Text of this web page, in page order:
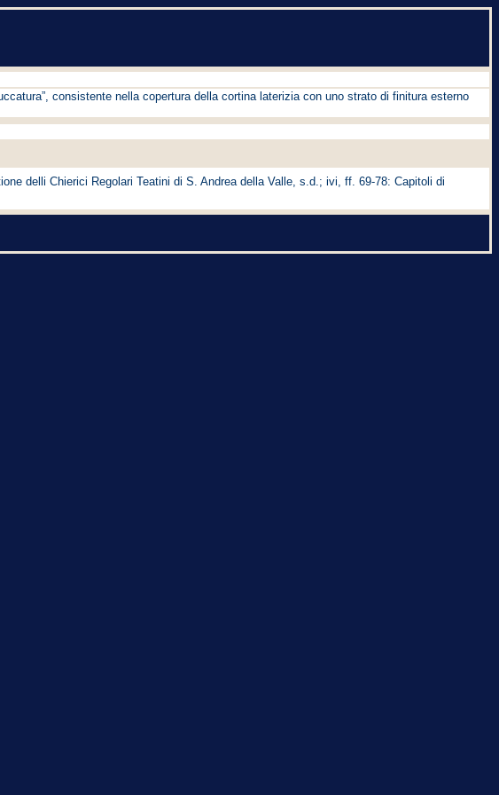
consistente nella copertura della cortina laterizia con uno strato di finitura esterno
delli Chierici Regolari Teatini di S. Andrea della Valle, s.d.; ivi, ff. 69-78: Capitoli di